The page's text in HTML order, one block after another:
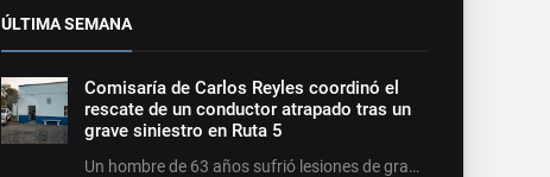
ÚLTIMA SEMANA
Comisaría de Carlos Reyles coordinó el
rescate de un conductor atrapado tras un
grave siniestro en Ruta 5
Un hombre de 63 años sufrió lesiones de gra…